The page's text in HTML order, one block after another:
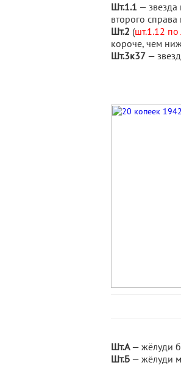
Шт.1.1 — звезда
второго справа
Шт.2 (шт.1.12
короче, чем
Шт.3к37 —
Шт.А— жёлуди
Шт.Б — жёлуди